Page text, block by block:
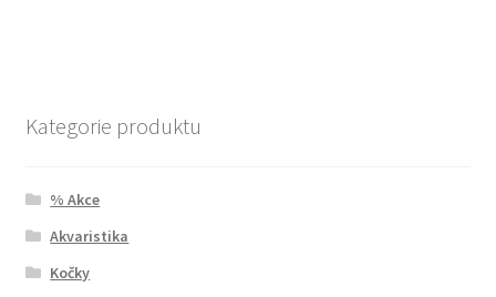
Kategorie produktu
% Akce
Akvaristika
Kočky